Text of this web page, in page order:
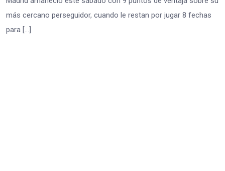
más cercano perseguidor, cuando le restan por jugar 8 fechas
para […]